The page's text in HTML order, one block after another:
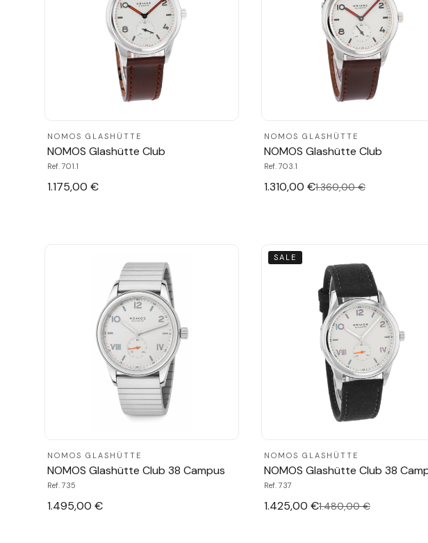
NOMOS GLASHÜTTE
NOMOS Glashütte Club
Ref. 701.1
1.175,00 €
NOMOS GLASHÜTTE
NOMOS Glashütte Club
Ref. 703.1
1.310,00 €1.360,00 €
NOMOS GLASHÜTTE
NOMOS Glashütte Club 38 Campus
Ref. 735
1.495,00 €
SALE
NOMOS GLASHÜTTE
NOMOS Glashütte Club 38
Ref. 737
1.425,00 €1.480,00 €